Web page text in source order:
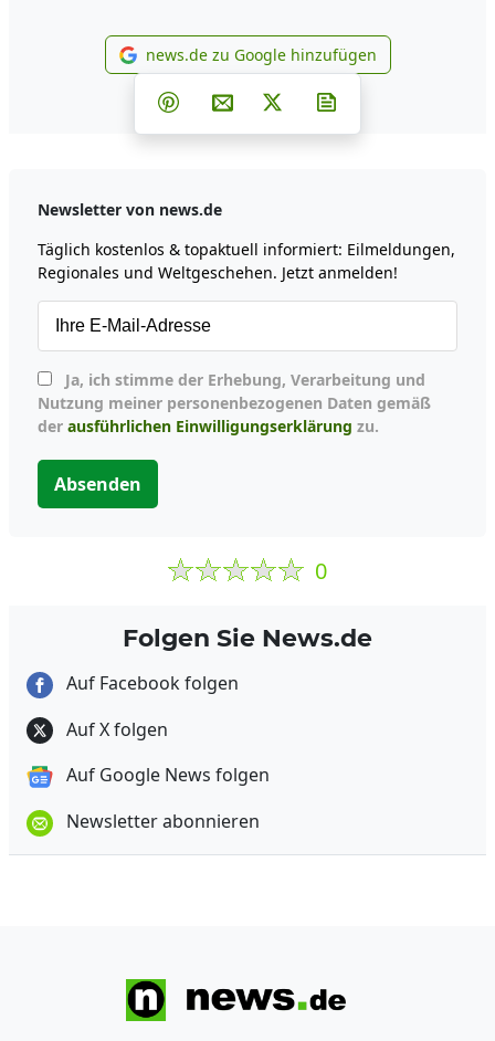
news.de zu Google
news.de zu Google hinzufügen
Teilen auf Facebook
Teilen auf Whatsapp
Teilen auf Telegram
Teilen auf Pinterest
Per E-Mail teilen
Post auf X
Newsletter von news.de
Täglich kostenlos & topaktuell informiert: Eilmeldungen,
Regionales und Weltgeschehen. Jetzt anmelden!
Nutzung meiner personenbezogenen Daten gemäß
der ausführlichen Einwilligungserklärung zu.
Absenden
0
Folgen Sie News.de
Auf Facebook folgen
Auf X folgen
Auf Google News folgen
Newsletter abonnieren